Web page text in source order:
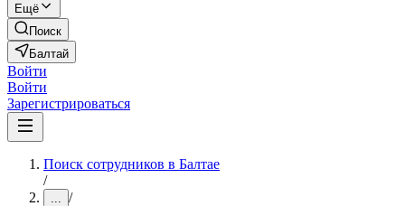
Ещё
Поиск
Балтай
Войти
Войти
Зарегистрироваться
Поиск сотрудников в Балтае
/
... /